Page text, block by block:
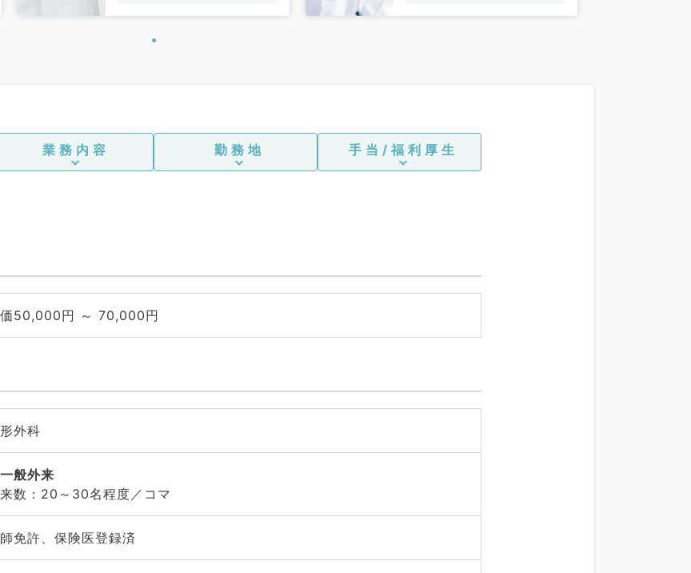
業務内容 勤務地 手当/福利厚生
50,000円 ～ 70,000円
外科
一般外来
数：20～30名程度／コマ
免許、保険医登録済